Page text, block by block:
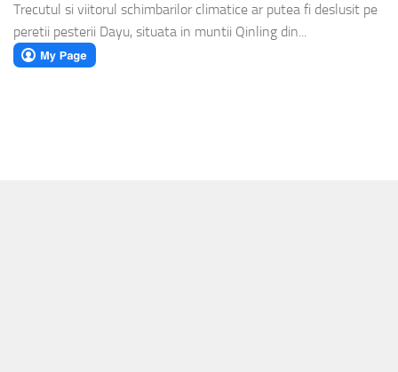
Trecutul si viitorul schimbarilor climatice ar putea fi deslusit pe
peretii pesterii Dayu, situata in muntii Qinling din...